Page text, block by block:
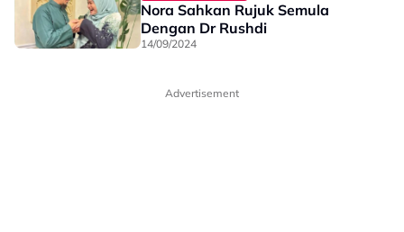
Nora Sahkan Rujuk Semula
Dengan Dr Rushdi
14/09/2024
Advertisement